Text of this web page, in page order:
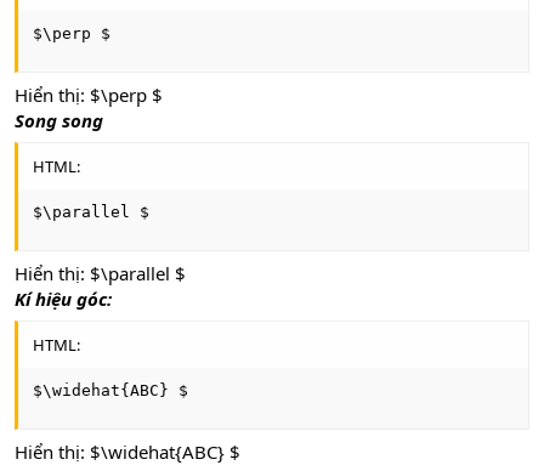
$\perp $
Hiển thị: $\perp $
Song song
HTML:
$\parallel $
Hiển thị: $\parallel $
Kí hiệu góc:
HTML:
$\widehat{ABC} $
Hiển thị: $\widehat{ABC} $